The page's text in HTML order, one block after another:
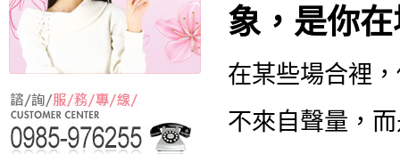
象，是你
在某些場合裡
不來自聲量，